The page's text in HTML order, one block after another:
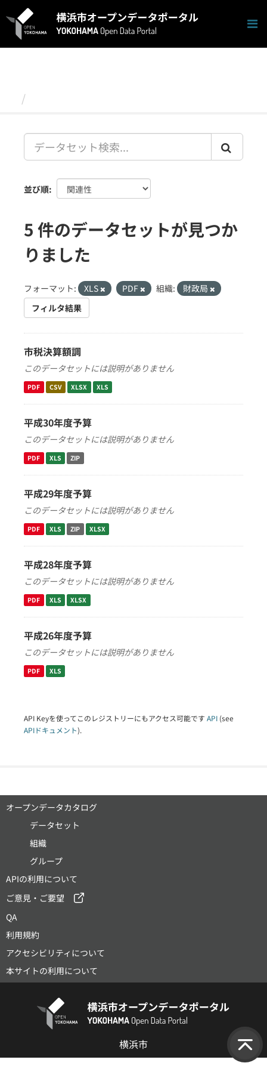
キ
並び順
5 件のデータセットが見つか
りました
フォーマット: XLS PDF 組織:
財政局
フィルタ結果
市税決算額調
このデータセットには説明がありません
PDF CSV XLSX XLS
平成30年度予算
このデータセットには説明がありません
PDF XLS ZIP
平成29年度予算
このデータセットには説明がありません
PDF XLS ZIP XLSX
平成28年度予算
このデータセットには説明がありません
PDF XLS XLSX
平成26年度予算
このデータセットには説明がありません
PDF XLS
API Keyを使ってこのレジストリーにもアクセス可能です API (see
APIドキュメント).
オープンデータカタログ
データセット
組織
グループ
APIの利用について
ご意見・ご要望
QA
利用規約
アクセシビリティについて
本サイトの利用について
横浜市